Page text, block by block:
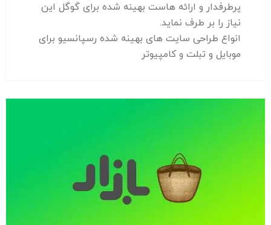
پرطرفدار و ارائه هاست بهینه شده برای گوگل این
نیاز را بر طرف نماید.
انواع طراحی سایت های بهینه شده رسپانسیو برای
موبایل و تبلت و کامپیوتر